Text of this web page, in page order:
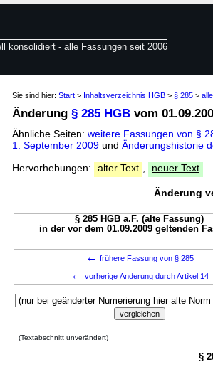
konsolidiert - alle Fassungen seit 2006
Sie sind hier: Start > Inhaltsverzeichnis HGB > § 285 >
Änderung § 285 HGB vom
Ähnliche Seiten: weitere Fassungen von §
1. September 2009 und Änderungshistorie
Hervorhebungen:
alter Text neuer Text
Änderung
§ 285 HGB a.F. (alte Fassung)
in der vor dem 01.09.2009 geltenden
← frühere Fassung von § 285
← vorherige Änderung durch Artikel 14
(Textabschnitt unverändert)
§